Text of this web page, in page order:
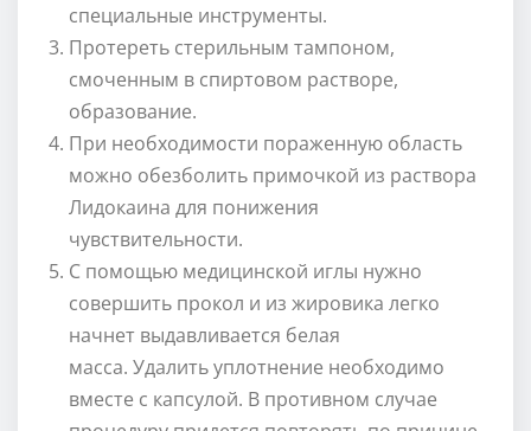
специальные инструменты.
Протереть стерильным тампоном,
смоченным в спиртовом растворе,
образование.
При необходимости пораженную область
можно обезболить примочкой из раствора
Лидокаина для понижения
чувствительности.
С помощью медицинской иглы нужно
совершить прокол и из жировика легко
начнет выдавливается белая
масса. Удалить уплотнение необходимо
вместе с капсулой. В противном случае